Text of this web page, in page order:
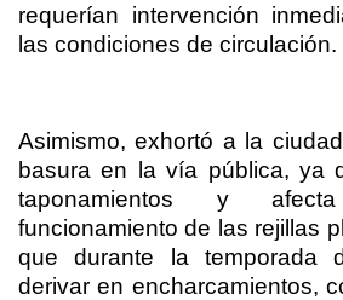
requerían intervención
las condiciones de circulación.
Asimismo, exhortó a la
basura en la vía pública, ya
taponamientos y
funcionamiento de las rejillas
que durante la temporada
derivar en encharcamientos,